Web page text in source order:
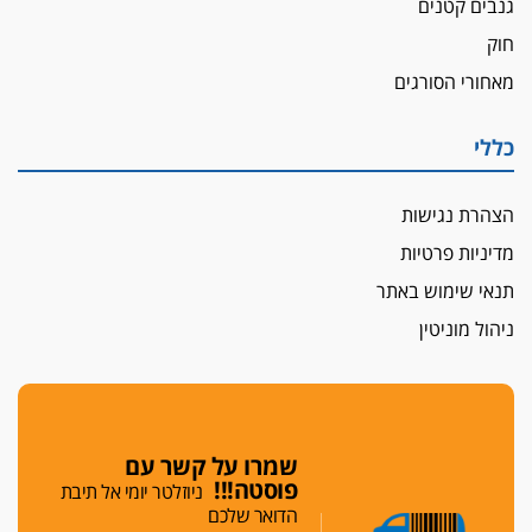
שנחשף בפעילות בלשים בטלגרם
עו"ד שרון נהרי חיתן את בנו הבכור דניאל
איתות מירושלים
יו"ר המחוז צ'צ'קס מכנס ישיבה להדחת
מחאת הפרקליטים והסנגורים
השלטון" בעידן עמית בכר
נכנס לאינדקס
גנבים קטנים
חוק
מאחורי הסורגים
כללי
הצהרת נגישות
מדיניות פרטיות
תנאי שימוש באתר
ניהול מוניטין
שמרו על קשר עם
פוסטה!!! ניוזלטר יומי אל תיבת
הדואר שלכם